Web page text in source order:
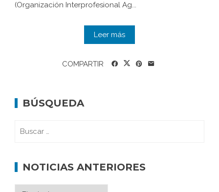
(Organización Interprofesional Ag...
Leer más
COMPARTIR
BÚSQUEDA
NOTICIAS ANTERIORES